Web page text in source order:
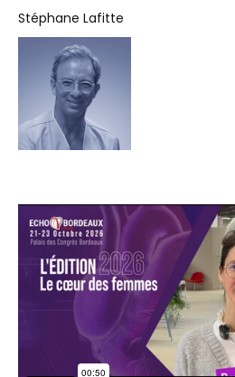
Stéphane Lafitte